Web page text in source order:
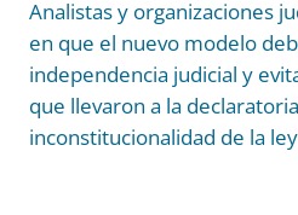
Analistas y organizaciones
en que el nuevo modelo
independencia judicial y
que llevaron a la
inconstitucionalidad de la